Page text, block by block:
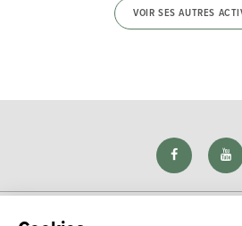
VOIR SES AUTRES